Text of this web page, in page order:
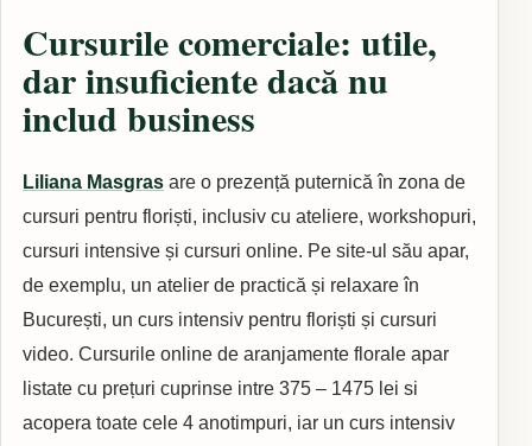
Cursurile comerciale: utile,
dar insuficiente dacă nu
includ business
Liliana Masgras are o prezență puternică în zona de
cursuri pentru floriști, inclusiv cu ateliere, workshopuri,
cursuri intensive și cursuri online. Pe site-ul său apar,
de exemplu, un atelier de practică și relaxare în
București, un curs intensiv pentru floriști și cursuri
video. Cursurile online de aranjamente florale apar
listate cu prețuri cuprinse intre 375 – 1475 lei si
acopera toate cele 4 anotimpuri, iar un curs intensiv